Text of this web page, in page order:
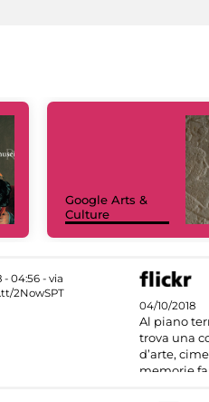
Google Arts &
Culture
04/10/2018
Al piano
trova una
d’arte,
memorie